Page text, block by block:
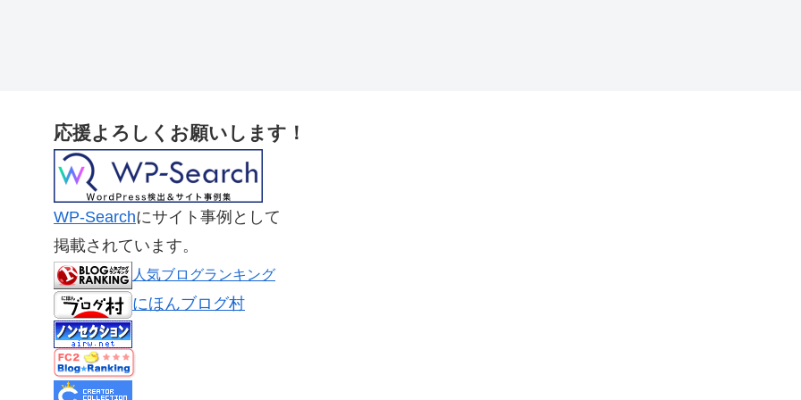
応援よろしくお願いします！
WP-Searchにサイト事例として
掲載されています。
人気ブログランキング
にほんブログ村